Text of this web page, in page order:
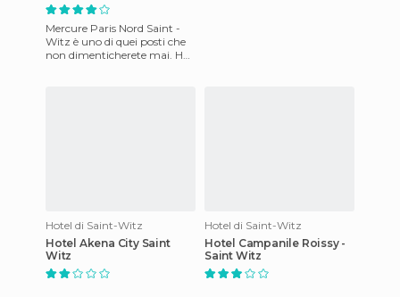
Mercure Paris Nord Saint -
Witz è uno di quei posti che
non dimenticherete mai. Ha
Hotel di Saint-Witz
Hotel Akena City Saint
Witz
Hotel di Saint-Witz
Hotel Campanile Roissy -
Saint Witz